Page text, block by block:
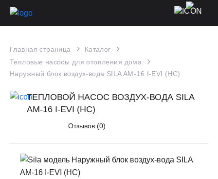
Главная страница
Каталог
Тепловые насосы для отопления дома
Наружный блок воздух-вода SILA AM-16 I-EVI (HC)
ТЕПЛОВОЙ НАСОС ВОЗДУХ-ВОДА SILA
AM-16 I-EVI (HC)
Отзывов (0)